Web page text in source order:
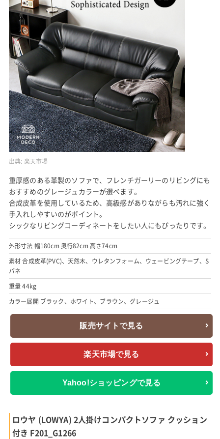
出典: 楽天市場
重厚感のある革製のソファで、フレンチガーリーのリビングにも
おすすめのグレージュカラーが選べます。
合成皮革を使用しているため、高級感がありながらも汚れに強く
手入れしやすいのがポイント。
シックなリビングコーディネートをしたい人にもぴったりです。
外形寸法 幅180cm 奥行82cm 高さ74cm
素材 合成皮革(PVC)、天然木、ウレタンフォーム、ウェービングテープ、S
バネ
重量 44kg
カラー展開 ブラック、ホワイト、ブラウン、グレージュ
販売サイトで見る
楽天市場で見る
Yahoo!ショッピングで見る
ロウヤ (LOWYA) 2人掛けコンパクトソファ クッション
付き F201_G1266